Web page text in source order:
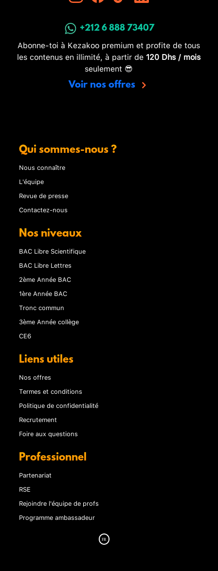
+212 6 888 73407
Abonne-toi à Kezakoo premium et profite de tous
les contenus en illimité, à partir de 120 Dhs / mois
seulement 😎
Voir nos offres
Qui sommes-nous ?
Nous connaître
L'équipe
Revue de presse
Contactez-nous
Nos niveaux
BAC Libre Scientifique
BAC Libre Lettres
2ème Année BAC
1ère Année BAC
Tronc commun
3ème Année collège
CE6
Liens utiles
Nos offres
Termes et conditions
Politique de confidentialité
Recrutement
Foire aux questions
Professionnel
Partenariat
RSE
Rejoindre l'équipe de profs
Programme ambassadeur